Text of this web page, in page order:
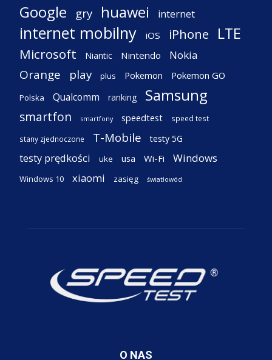
Google gry huawei internet
internet mobilny iOS iPhone LTE
Microsoft Niantic Nintendo Nokia
Orange play plus Pokemon Pokemon GO
Polska Qualcomm ranking Samsung
smartfon smartfony speedtest speed test
stany zjednoczone T-Mobile testy 5G
testy prędkości uke usa Wi-Fi Windows
Windows 10 xiaomi zasięg światłowód
O NAS